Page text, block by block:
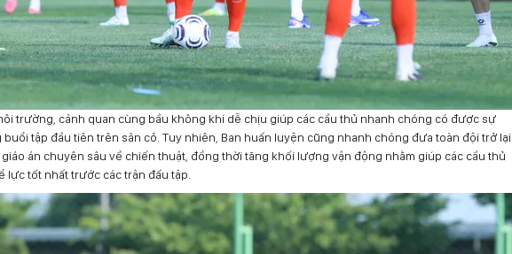
trường, cảnh quan cùng bầu không khí dễ chịu giúp các cầu thủ nhanh chóng có được sự
tập đầu tiên trên sân cỏ. Tuy nhiên, Ban huấn luyện cũng nhanh chóng đưa toàn đội trở lại
án chuyên sâu về chiến thuật, đồng thời tăng khối lượng vận động nhằm giúp các cầu thủ
lực tốt nhất trước các trận đấu tập.